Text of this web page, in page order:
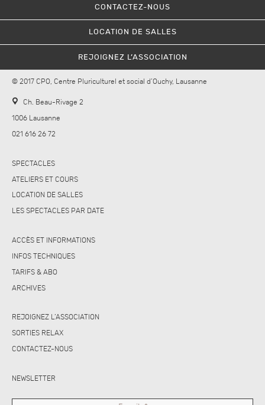
CONTACTEZ-NOUS
LOCATION DE SALLES
REJOIGNEZ L’ASSOCIATION
© 2017 CPO, Centre Pluriculturel et social d’Ouchy, Lausanne
Ch. Beau-Rivage 2
1006 Lausanne
021 616 26 72
SPECTACLES
ATELIERS ET COURS
LOCATION DE SALLES
LES SPECTACLES PAR DATE
ACCÈS ET INFORMATIONS
INFOS TECHNIQUES
TARIFS & ABO
ARCHIVES
REJOIGNEZ L’ASSOCIATION
SORTIES RELAX
CONTACTEZ-NOUS
NEWSLETTER